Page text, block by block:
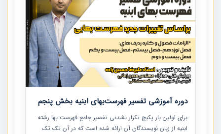
توصیه می کنیم از مطالب این دوره استفاده نمایند.
دوره آموزشی تفسیر فهرست‌بهای ابنیه بخش پنجم
برای اولین بار پکیج تکرار نشدنی تفسیر جامع فهرست بها رشته
ابنیه از زبان نویسندگان آن ارائه شده است که در آن تک تک